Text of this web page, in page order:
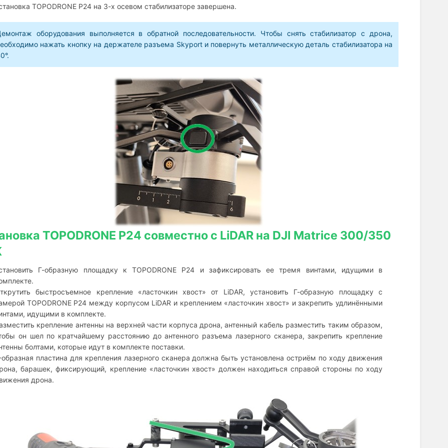
TOPODRONE P24 на 3-х осевом стабилизаторе завершена.
оборудования выполняется в обратной последовательности. Чтобы снять стабилизатор с дрона,
нажать кнопку на держателе разъема Skyport и повернуть металлическую деталь стабилизатора на
TOPODRONE P24 совместно с LiDAR на DJI Matrice 300/350
Г-образную площадку к TOPODRONE P24 и зафиксировать ее тремя винтами, идущими в
быстросъемное крепление «ласточкин хвост» от LiDAR, установить Г-образную площадку с
TOPODRONE P24 между корпусом LiDAR и креплением «ласточкин хвост» и закрепить удлинёнными
идущими в комплекте.
крепление антенны на верхней части корпуса дрона, антенный кабель разместить таким образом,
он шел по кратчайшему расстоянию до антенного разъема лазерного сканера, закрепить крепление
болтами, которые идут в комплекте поставки.
образная пластина для крепления лазерного сканера должна быть установлена остриём по ходу движения
барашек, фиксирующий, крепление «ласточкин хвост» должен находиться справой стороны по ходу
дрона.